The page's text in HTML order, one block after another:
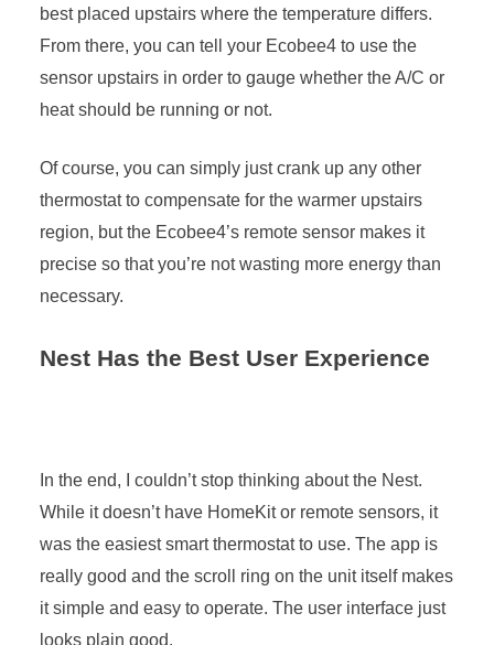
best placed upstairs where the temperature differs.
From there, you can tell your Ecobee4 to use the
sensor upstairs in order to gauge whether the A/C or
heat should be running or not.
Of course, you can simply just crank up any other
thermostat to compensate for the warmer upstairs
region, but the Ecobee4’s remote sensor makes it
precise so that you’re not wasting more energy than
necessary.
Nest Has the Best User Experience
In the end, I couldn’t stop thinking about the Nest.
While it doesn’t have HomeKit or remote sensors, it
was the easiest smart thermostat to use. The app is
really good and the scroll ring on the unit itself makes
it simple and easy to operate. The user interface just
looks plain good.